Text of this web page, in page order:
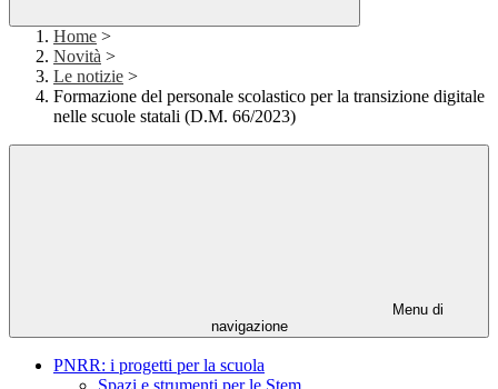
Home >
Novità >
Le notizie >
Formazione del personale scolastico per la transizione digitale
nelle scuole statali (D.M. 66/2023)
Menu di
navigazione
PNRR: i progetti per la scuola